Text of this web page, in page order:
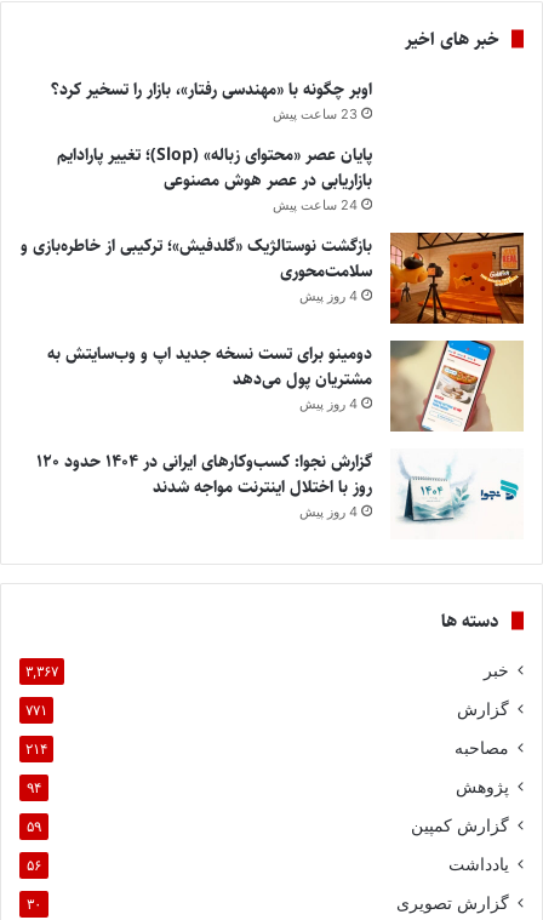
خبر های اخیر
اوبر چگونه با «مهندسی رفتار»، بازار را تسخیر کرد؟
23 ساعت پیش
پایان عصر «محتوای زباله» (Slop)؛ تغییر پارادایم
بازاریابی در عصر هوش مصنوعی
24 ساعت پیش
بازگشت نوستالژیک «گلدفیش»؛ ترکیبی از خاطره‌بازی و
سلامت‌محوری
4 روز پیش
دومینو برای تست نسخه جدید اپ و وب‌سایتش به
مشتریان پول می‌دهد
4 روز پیش
گزارش نجوا: کسب‌وکارهای ایرانی در ۱۴۰۴ حدود ۱۲۰
روز با اختلال اینترنت مواجه شدند
4 روز پیش
دسته ها
خبر ۳,۳۶۷
گزارش ۷۷۱
مصاحبه ۲۱۴
پژوهش ۹۴
گزارش کمپین ۵۹
یادداشت ۵۶
گزارش تصویری ۳۰